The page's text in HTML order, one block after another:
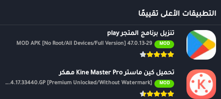
التطبيقات الأعلى تقييمًا
تنزيل برنامج المتجر play
MOD
47.0.13-29 MOD APK [No Root/All Devices/Full Version]
تحميل كين ماستر Kine Master Pro مهكر
MOD
APK v7.4.17.33440.GP [Premium Unlocked/Without Watermark]